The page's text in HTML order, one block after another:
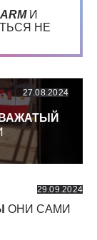
ARMИ
НЕ
27.08.2024
29.09.2024
ОНИ САМИ